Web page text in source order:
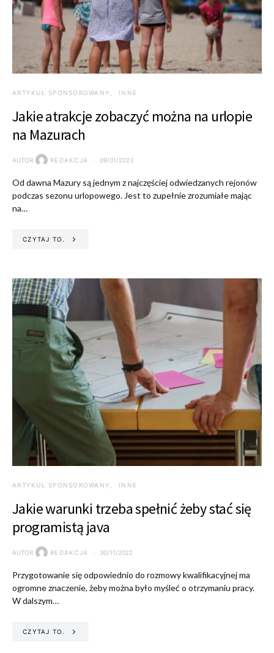
ARTYKUŁ SPONSOROWANY INNE
Jakie atrakcje zobaczyć można na urlopie
na Mazurach
AUTOR REDAKCJA 09/01/2023
Od dawna Mazury są jednym z najczęściej odwiedzanych rejonów
podczas sezonu urlopowego. Jest to zupełnie zrozumiałe mając
na…
CZYTAJ TO.
ARTYKUŁ SPONSOROWANY INNE
Jakie warunki trzeba spełnić żeby stać się
programistą java
AUTOR REDAKCJA 30/11/2022
Przygotowanie się odpowiednio do rozmowy kwalifikacyjnej ma
ogromne znaczenie, żeby można było myśleć o otrzymaniu pracy.
W dalszym…
CZYTAJ TO.